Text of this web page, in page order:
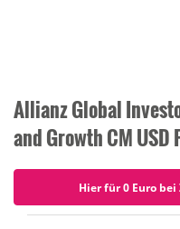
Allianz Global
and Growth CM USD
Hier für 0 Euro bei